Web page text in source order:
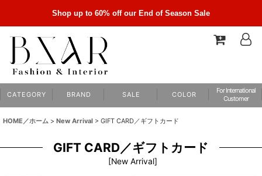
Shop up to 60% off our End of Season Sale
C A T E G O R Y B R A N D S A L E C O L O R
For International
Customer
HOME／ホーム > New Arrival > GIFT CARD／ギフトカード
GIFT CARD／ギフトカード
[New Arrival]